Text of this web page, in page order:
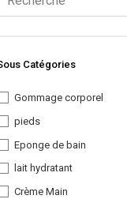
Catégories
Gommage corporel
pieds
Eponge de bain
lait hydratant
Crème Main